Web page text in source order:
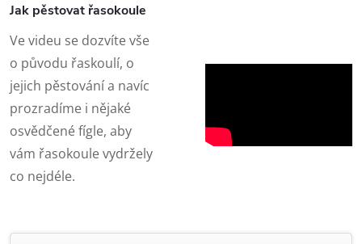
Jak pěstovat řasokoule
Ve videu se dozvíte vše
o původu řaskoulí, o
jejich pěstování a navíc
prozradíme i nějaké
osvědčené fígle, aby
vám řasokoule vydržely
co nejdéle.